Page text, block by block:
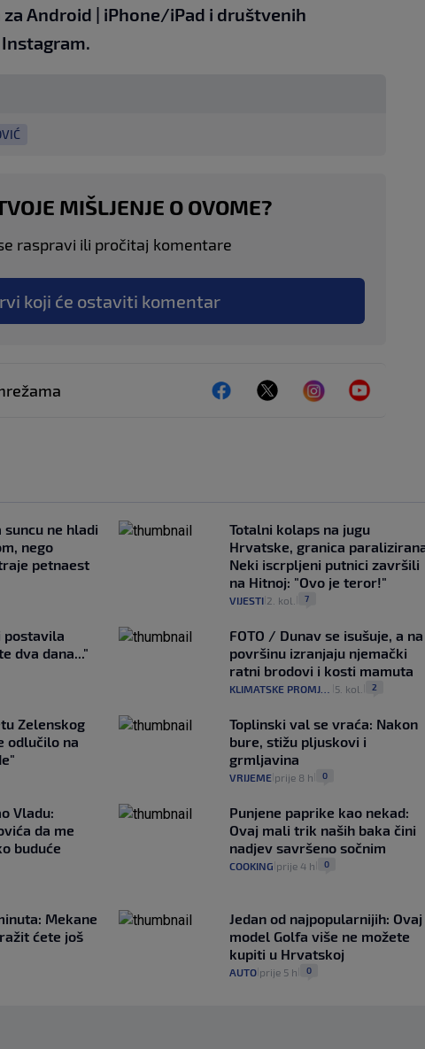
Android | iPhone/iPad i društvenih
Instagram.
MIŠLJENJE O OVOME?
raspravi ili pročitaj komentare
koji će ostaviti komentar
ne hladi
nego
petnaest
Totalni kolaps na jugu
Hrvatske, granica
Neki iscrpljeni putnici završili
na Hitnoj: "Ovo je teror!"
VIJESTI| 2. kol. 7
postavila
dva dana..."
FOTO / Dunav se isušuje, a na
površinu izranjaju njemački
ratni brodovi i kosti mamuta
KLIMATSKE PROMJENE 5. kol. 2
Zelenskog
odlučilo na
Toplinski val se vraća: Nakon
bure, stižu pljuskovi i
grmljavina
VRIJEME| prije 8 h 0
Vladu:
da me
buduće
Punjene paprike kao nekad:
Ovaj mali trik naših baka čini
nadjev savršeno sočnim
COOKING prije 4 h 0
Mekane
ćete još
Jedan od najpopularnijih: Ovaj
model Golfa više ne možete
kupiti u Hrvatskoj
AUTO| prije 5 h 0